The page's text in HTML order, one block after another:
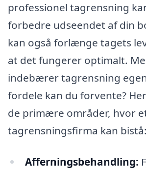
professionel tagrensning
forbedre udseendet af din
kan også forlænge tagets
at det fungerer optimalt.
indebærer tagrensning
fordele kan du forvente?
de primære områder, hvor
tagrensningsfirma kan bistå:
Afferningsbehandling: